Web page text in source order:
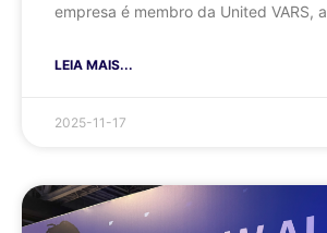
empresa é membro da United VARS, a
LEIA MAIS...
2025-11-17